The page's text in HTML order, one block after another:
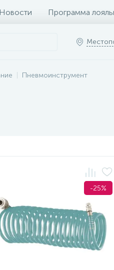
Новости Программа
Пневмоинструмент
-25%